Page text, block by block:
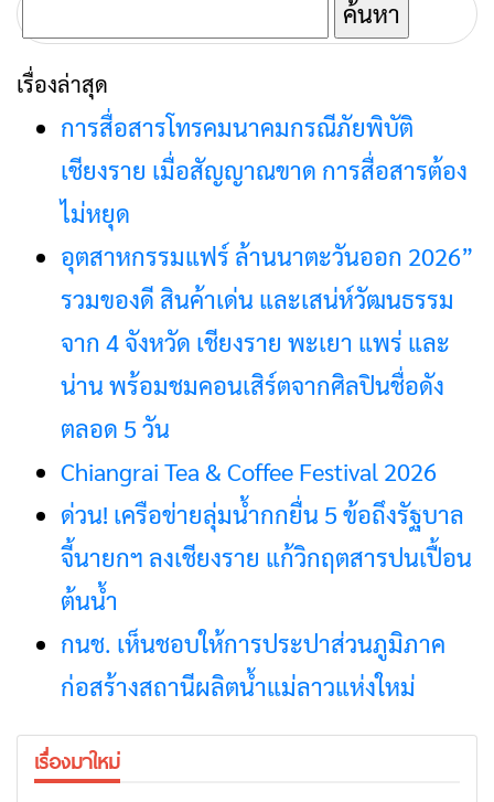
2564
ค้นหา
สำหรับ:
เรื่องล่าสุด
การสื่อสารโทรคมนาคมกรณีภัยพิบัติ
เชียงราย เมื่อสัญญาณขาด การสื่อสารต้อง
ไม่หยุด
อุตสาหกรรมแฟร์ ล้านนาตะวันออก 2026”
รวมของดี สินค้าเด่น และเสน่ห์วัฒนธรรม
จาก 4 จังหวัด เชียงราย พะเยา แพร่ และ
น่าน พร้อมชมคอนเสิร์ตจากศิลปินชื่อดัง
ตลอด 5 วัน
Chiangrai Tea & Coffee Festival 2026
ด่วน! เครือข่ายลุ่มน้ำกกยื่น 5 ข้อถึงรัฐบาล
จี้นายกฯ ลงเชียงราย แก้วิกฤตสารปนเปื้อน
ต้นน้ำ
กนช. เห็นชอบให้การประปาส่วนภูมิภาค
ก่อสร้างสถานีผลิตน้ำแม่ลาวแห่งใหม่
เรื่องมาใหม่